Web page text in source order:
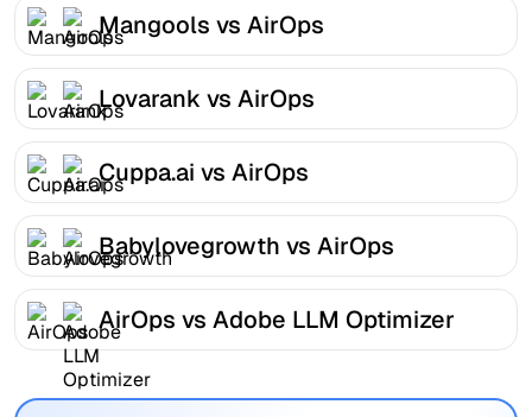
Mangools vs AirOps
Lovarank vs AirOps
Cuppa.ai vs AirOps
Babylovegrowth vs AirOps
AirOps vs Adobe LLM Optimizer